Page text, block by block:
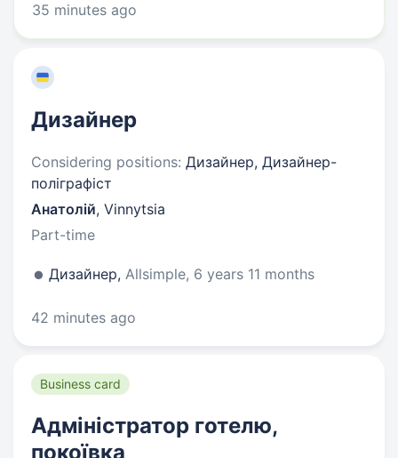
35 minutes ago
Дизайнер
Considering positions: Дизайнер, Дизайнер-
поліграфіст
Анатолій, Vinnytsia
Part-time
Дизайнер, Allsimple, 6 years 11 months
42 minutes ago
Business card
Адміністратор готелю,
покоївка